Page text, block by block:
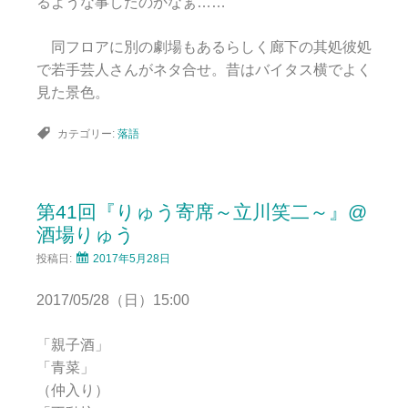
同フロアに別の劇場もあるらしく廊下の其処彼処
で若手芸人さんがネタ合せ。昔はバイタス横でよく
見た景色。
カテゴリー: 落語
第41回『りゅう寄席～立川笑二～』@
酒場りゅう
投稿日: 2017年5月28日
2017/05/28（日）15:00
「親子酒」
「青菜」
（仲入り）